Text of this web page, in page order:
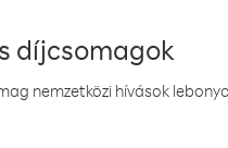
díjcsomagok
nemzetközi hívások